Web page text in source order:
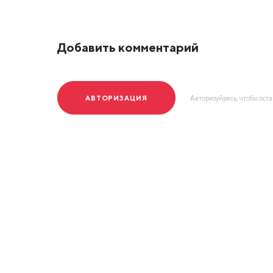
Добавить комментарий
АВТОРИЗАЦИЯ Авторизуйресь, чтобы